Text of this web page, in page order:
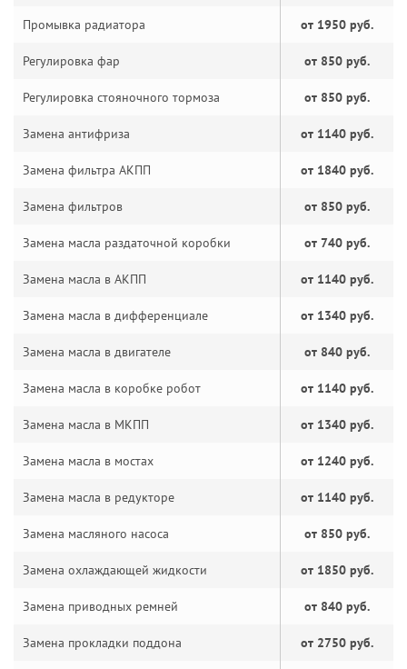
Промывка радиатора от 1950 руб.
Регулировка фар от 850 руб.
Регулировка стояночного тормоза от 850 руб.
Замена антифриза от 1140 руб.
Замена фильтра АКПП от 1840 руб.
Замена фильтров от 850 руб.
Замена масла раздаточной коробки от 740 руб.
Замена масла в АКПП от 1140 руб.
Замена масла в дифференциале от 1340 руб.
Замена масла в двигателе от 840 руб.
Замена масла в коробке робот от 1140 руб.
Замена масла в МКПП от 1340 руб.
Замена масла в мостах от 1240 руб.
Замена масла в редукторе от 1140 руб.
Замена масляного насоса от 850 руб.
Замена охлаждающей жидкости от 1850 руб.
Замена приводных ремней от 840 руб.
Замена прокладки поддона от 2750 руб.